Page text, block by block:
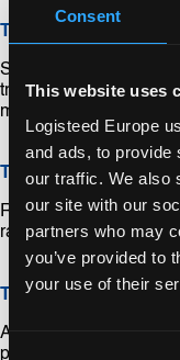
Consent
This website uses
Logisteed Europe
and ads, to provide
our traffic. We also
our site with our
partners who may
you’ve provided to
your use of their
Soluzioni globali per
trasporto di container
marittimo.
Trasporto aereo
Rapidità ed efficienza:
raggiungano
Trasporti speciali o
Avete esigenze
per trasporti pesanti e